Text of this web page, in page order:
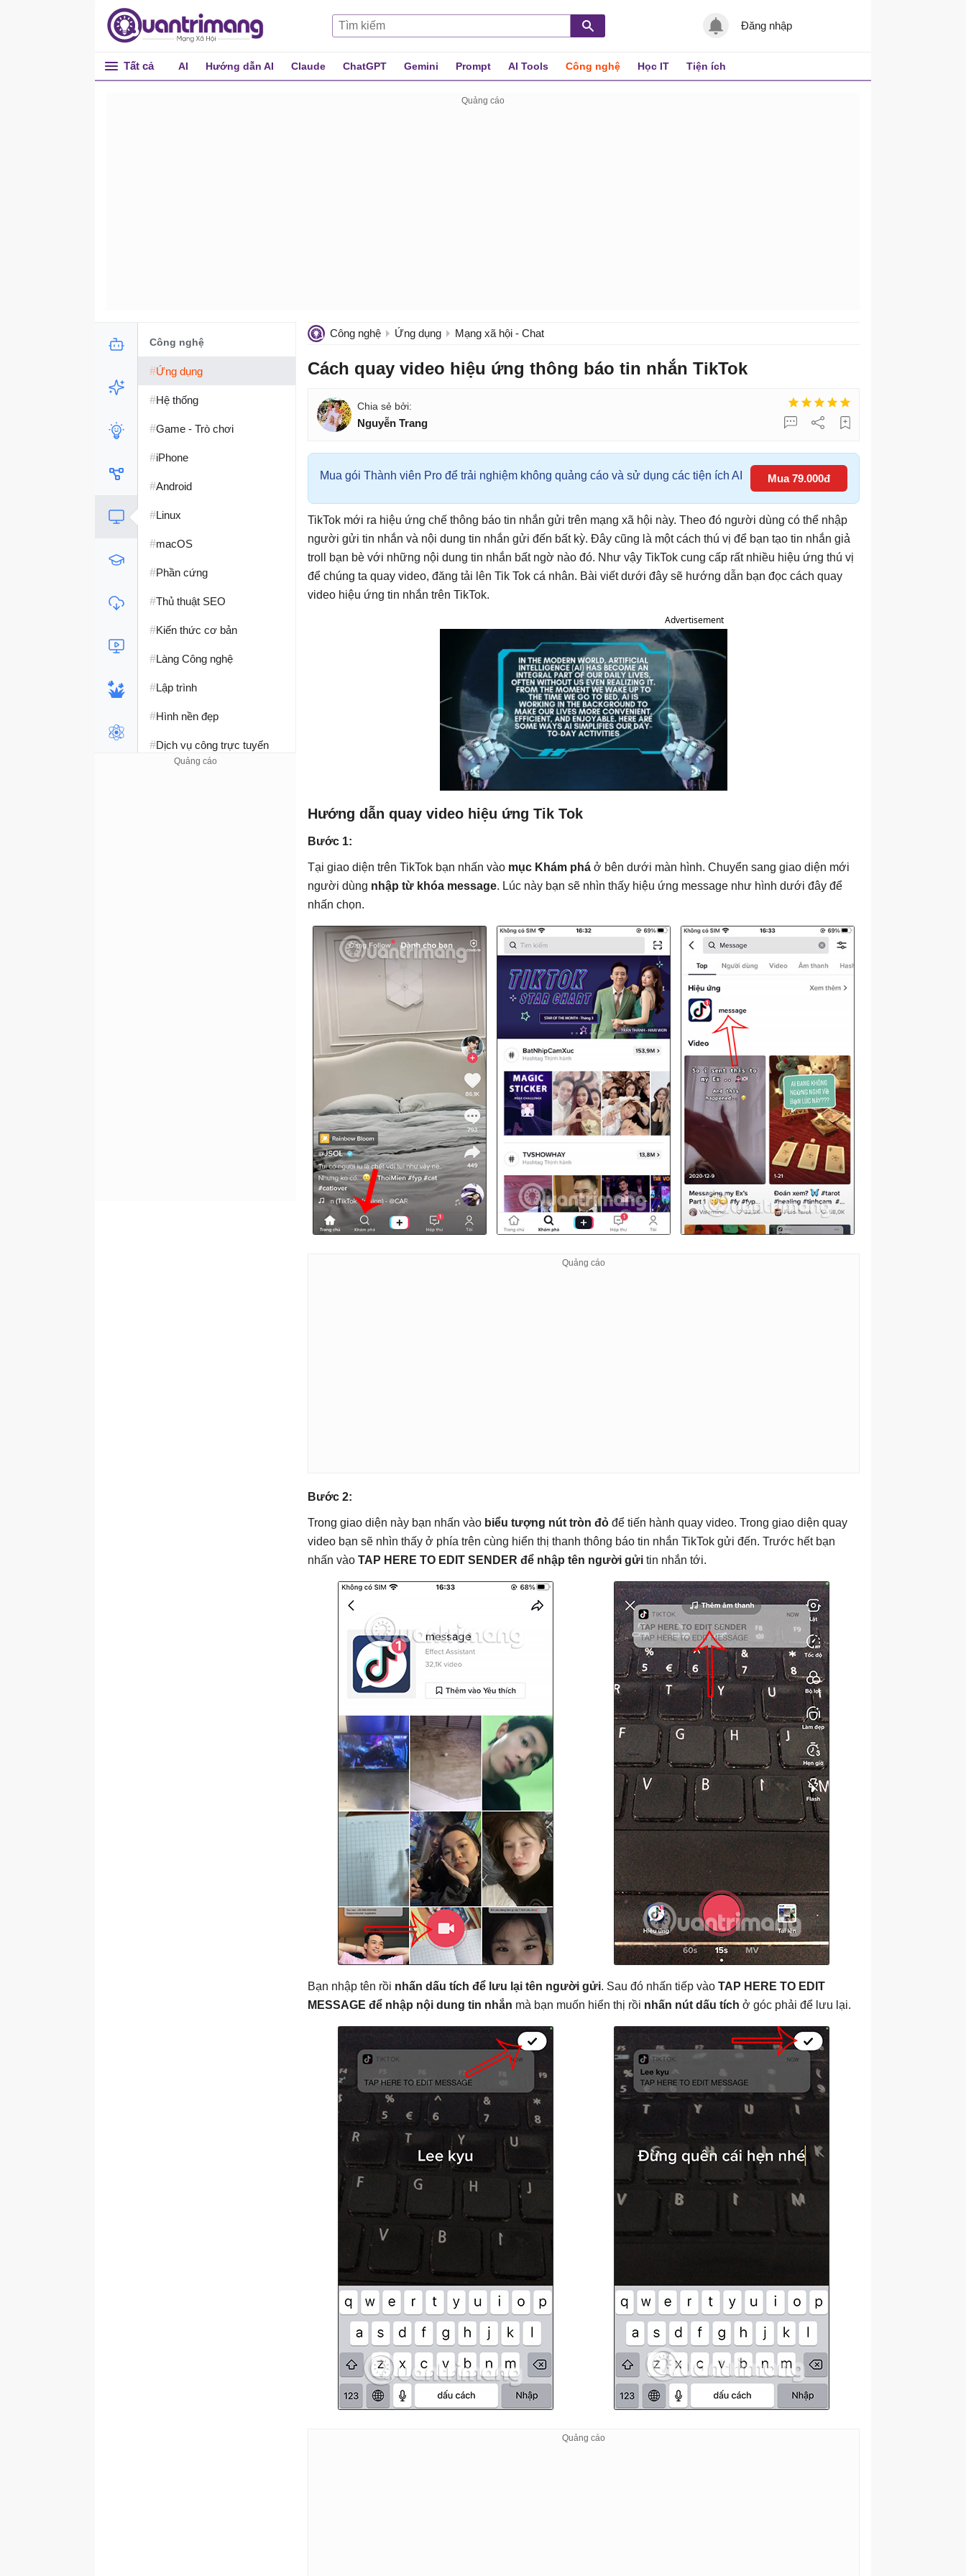
Đăng nhập
Tất cả AI Hướng dẫn AI Claude ChatGPT Gemini Prompt AI Tools Công nghệ Học IT Tiện ích
Công nghệ Ứng dụng Mạng xã hội - Chat
Cách quay video hiệu ứng thông báo tin nhắn TikTok
Nguyễn Trang
Mua gói Thành viên Pro để trải nghiệm không quảng cáo và sử dụng các tiện ích AI Mua 79.000đ
TikTok mới ra hiệu ứng chế thông báo tin nhắn gửi trên mạng xã hội này. Theo đó người dùng có thể nhập
người gửi tin nhắn và nội dung tin nhắn gửi đến bất kỳ. Đây cũng là một cách thú vị để bạn tạo tin nhắn giả
troll bạn bè với những nội dung tin nhắn bất ngờ nào đó. Như vậy TikTok cung cấp rất nhiều hiệu ứng thú vị
để chúng ta quay video, đăng tải lên Tik Tok cá nhân. Bài viết dưới đây sẽ hướng dẫn bạn đọc cách quay
video hiệu ứng tin nhắn trên TikTok.
Advertisement
Hướng dẫn quay video hiệu ứng Tik Tok
Bước 1:
Tại giao diện trên TikTok bạn nhấn vào mục Khám phá ở bên dưới màn hình. Chuyển sang giao diện mới
người dùng nhập từ khóa message. Lúc này bạn sẽ nhìn thấy hiệu ứng message như hình dưới đây để
nhấn chọn.
Bước 2:
Trong giao diện này bạn nhấn vào biểu tượng nút tròn đỏ để tiến hành quay video. Trong giao diện quay
video bạn sẽ nhìn thấy ở phía trên cùng hiển thị thanh thông báo tin nhắn TikTok gửi đến. Trước hết bạn
nhấn vào TAP HERE TO EDIT SENDER để nhập tên người gửi tin nhắn tới.
Bạn nhập tên rồi nhấn dấu tích để lưu lại tên người gửi. Sau đó nhấn tiếp vào TAP HERE TO EDIT
MESSAGE để nhập nội dung tin nhắn mà bạn muốn hiển thị rồi nhấn nút dấu tích ở góc phải để lưu lại.
Công nghệ
#Ứng dụng
#Hệ thống
#Game - Trò chơi
#iPhone
#Android
#Linux
#macOS
#Phần cứng
#Thủ thuật SEO
#Kiến thức cơ bản
#Làng Công nghệ
#Lập trình
#Hình nền đẹp
#Dịch vụ công trực tuyến